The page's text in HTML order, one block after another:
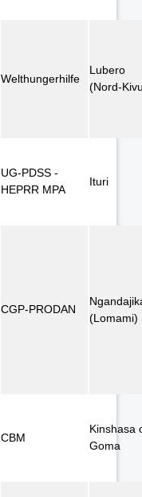
Welthungerhilfe
Lubero
(Nord-
UG-PDSS -
HEPRR MPA
Ituri
CGP-PRODAN
(Lomami)
CBM
Kinshasa
Goma